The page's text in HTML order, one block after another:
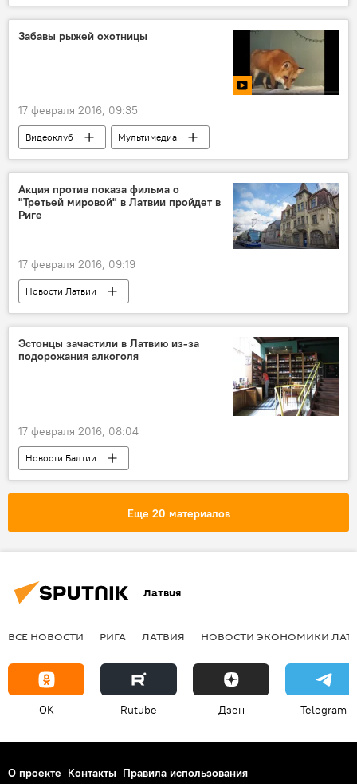
За знаниями в Россию
Забавы рыжей охотницы
17 февраля 2016, 09:35
Видеоклуб Мультимедиа
Акция против показа фильма о
"Третьей мировой" в Латвии пройдет в
Риге
17 февраля 2016, 09:19
Новости Латвии
Фильм как провокация: Третья мировая в Латгалии
Эстонцы зачастили в Латвию из-за
подорожания алкоголя
17 февраля 2016, 08:04
Новости Балтии
Еще 20 материалов
Латвия
ВСЕ НОВОСТИ РИГА ЛАТВИЯ НОВОСТИ ЭКОНОМИКИ
OK Rutube Дзен Telegram
О проекте Контакты Правила использования